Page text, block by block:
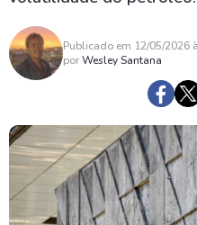
Publicado em 12/05/2026
porWesley Santana